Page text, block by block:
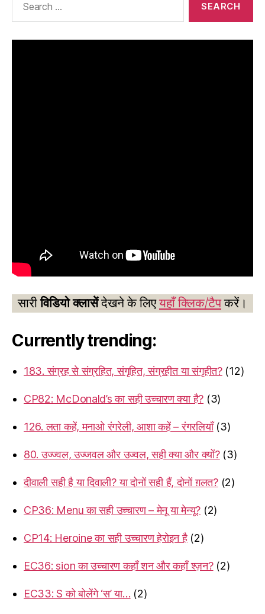
सारीविडियो क्लासेंदेखने के लिएयहाँ क्लिक/टैपकरें।
Currently trending:
183. संग्रह से संग्रहित, संगृहित, संग्रहीत या संगृहीत? (12)
CP82: McDonald’s का सही उच्चारण क्या है? (3)
126. लता कहें, मनाओ रंगरेली, आशा कहें – रंगरलियाँ (3)
80. उज्ज्वल, उज्जवल और उज्वल, सही क्या और क्यों? (3)
दीवाली सही है या दिवाली? या दोनों सही हैं, दोनों ग़लत? (2)
CP36: Menu का सही उच्चारण – मेनू या मेन्यू? (2)
CP14: Heroine का सही उच्चारण हेरोइन है (2)
EC36: sion का उच्चारण कहाँ शन और कहाँ श्ज़न? (2)
EC33: S को बोलेंगे ‘स’ या… (2)